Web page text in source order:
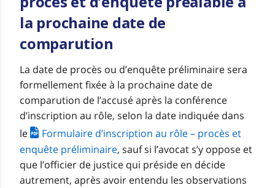
la prochaine date de
comparution
La date de procès ou d’enquête préliminaire sera
formellement fixée à la prochaine date de
comparution de l’accusé après la conférence
d’inscription au rôle, selon la date indiquée dans
le
Formulaire d’inscription au rôle – procès et
enquête préliminaire, sauf si l’avocat s’y oppose et
que l’officier de justice qui préside en décide
autrement, après avoir entendu les observations